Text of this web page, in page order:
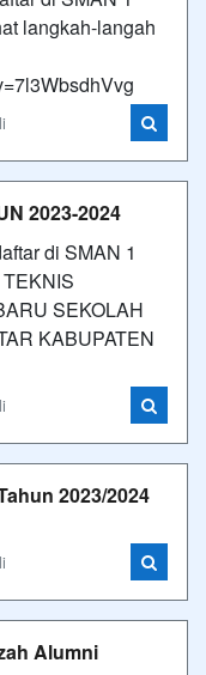
langkah-langah
2023-2024
di SMAN 1
SEKOLAH
KABUPATEN
2023/2024
Alumni